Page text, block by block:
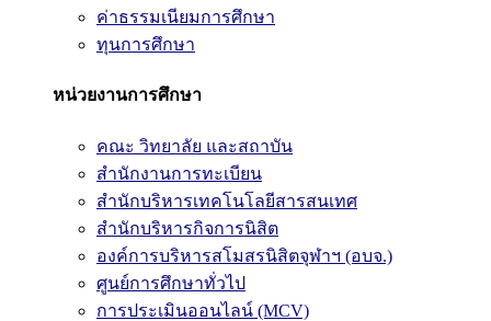
ค่าธรรมเนียมการศึกษา
ทุนการศึกษา
หน่วยงานการศึกษา
คณะ วิทยาลัย และสถาบัน
สำนักงานการทะเบียน
สำนักบริหารเทคโนโลยีสารสนเทศ
สำนักบริหารกิจการนิสิต
องค์การบริหารสโมสรนิสิตจุฬาฯ (อบจ.)
ศูนย์การศึกษาทั่วไป
การประเมินออนไลน์ (MCV)